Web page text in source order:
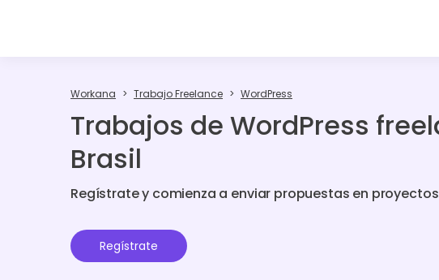
Workana Trabajo Freelance WordPress
Trabajos de WordPress
Brasil
Regístrate y comienza a enviar propuestas en
Regístrate